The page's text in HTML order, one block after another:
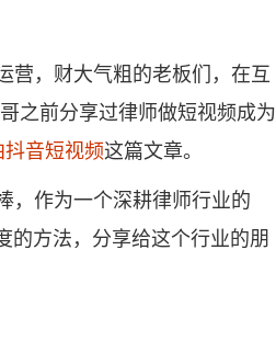
，财大气粗的老板们，在互
之前分享过律师做短视频成为
抖音短视频这篇文章。
作为一个深耕律师行业的
的方法，分享给这个行业的朋